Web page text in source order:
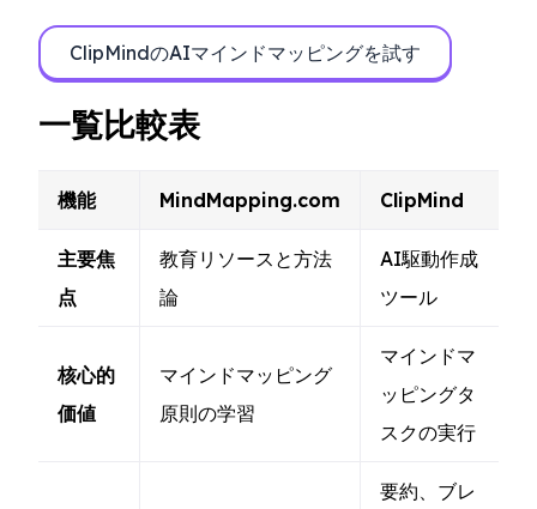
ClipMindのAIマインドマッピングを試す
一覧比較表
機能 MindMapping.com ClipMind
主要焦
点
教育リソースと方法
論
AI駆動作成
ツール
核心的
価値
マインドマッピング
原則の学習
マインドマ
ッピングタ
スクの実行
要約、ブレ